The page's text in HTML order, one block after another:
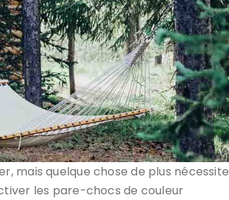
mais quelque chose de plus nécessite
les pare-chocs de couleur